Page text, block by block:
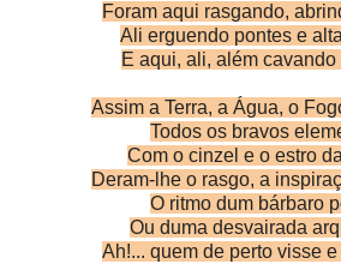
Foram aqui rasgando,
Ali erguendo pontes e
E aqui, ali, além cavando
Assim a Terra, a Água, o
Todos os bravos
Com o cinzel e o estro
Deram-lhe o rasgo, a
O ritmo dum bárbaro
Ou duma desvairada
Ah!... quem de perto visse